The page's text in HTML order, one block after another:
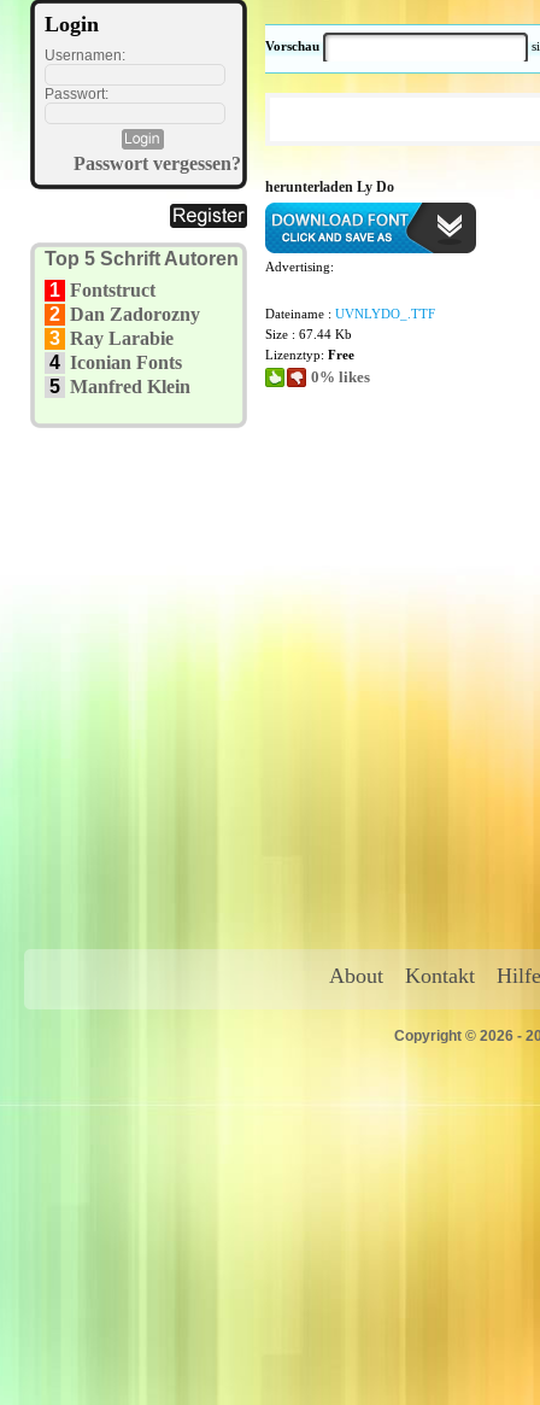
Login
Usernamen:
Passwort:
Passwort vergessen?
Top 5 Schrift Autoren
1 Fontstruct
2 Dan Zadorozny
3 Ray Larabie
4 Iconian Fonts
5 Manfred Klein
Vorschau
herunterladen Ly Do
Advertising:
Dateiname : UVNLYDO_.TTF
Size : 67.44 Kb
Lizenztyp: Free
0% likes
About Kontakt Hilfe
Copyright © 2026 -